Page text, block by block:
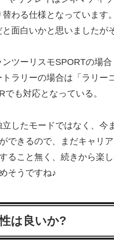
わる仕様となっています
面白いかと思いましたが
ツーリスモSPORTの場
ラリーの場合は「ラリー
も対応となっている。
したモードではなく、今
できるので、まだキャリ
ること無く、続きから楽
そうですね♪
は良いか?